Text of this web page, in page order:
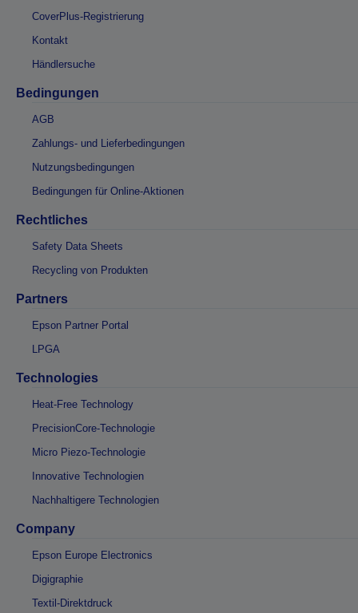
CoverPlus-Registrierung
Kontakt
Händlersuche
Bedingungen
AGB
Zahlungs- und Lieferbedingungen
Nutzungsbedingungen
Bedingungen für Online-Aktionen
Rechtliches
Safety Data Sheets
Recycling von Produkten
Partners
Epson Partner Portal
LPGA
Technologies
Heat-Free Technology
PrecisionCore-Technologie
Micro Piezo-Technologie
Innovative Technologien
Nachhaltigere Technologien
Company
Epson Europe Electronics
Digigraphie
Textil-Direktdruck